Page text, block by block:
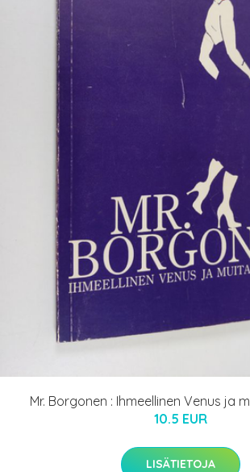
Mr. Borgonen : Ihmeellinen Venus ja
10.5 EUR
LISÄTIETOJA